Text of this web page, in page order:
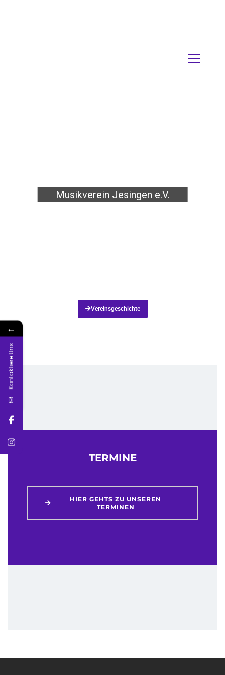
Musikverein Jesingen e.V.
Vereinsgeschichte
TERMINE
HIER GEHTS ZU UNSEREN
TERMINEN
←
Kontaktiere Uns